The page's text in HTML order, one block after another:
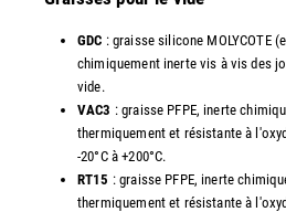
GDC : graisse silicone MOLYCOTE
chimiquement inerte vis à vis des
vide.
VAC3 : graisse PFPE, inerte
thermiquement et résistante à
-20°C à +200°C.
RT15 : graisse PFPE, inerte
thermiquement et résistante à